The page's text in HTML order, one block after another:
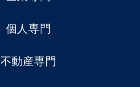
個人専門
不動産専門